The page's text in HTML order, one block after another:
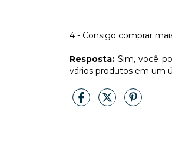
4 - Consigo comprar
Resposta: Sim, você
vários produtos em um